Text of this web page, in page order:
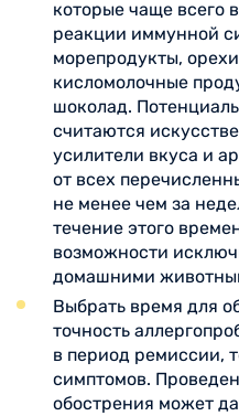
которые чаще всего
реакции иммунной
морепродукты,
кисломолочные
шоколад.
считаются
усилители вкуса и
от всех
не менее чем за
течение этого
возможности
домашними
Выбрать время для
точность
в период ремиссии,
симптомов.
обострения может